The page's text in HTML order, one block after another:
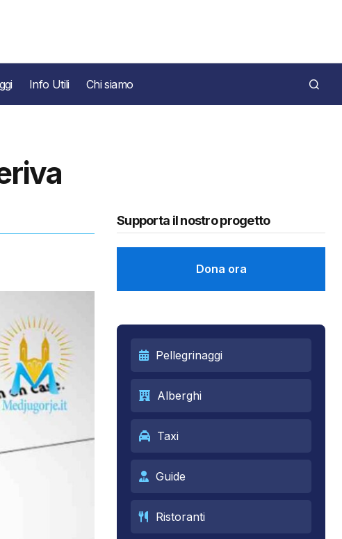
Info Utili Chi siamo
Supporta il nostro progetto
Dona ora
Pellegrinaggi
Alberghi
Taxi
Guide
Ristoranti